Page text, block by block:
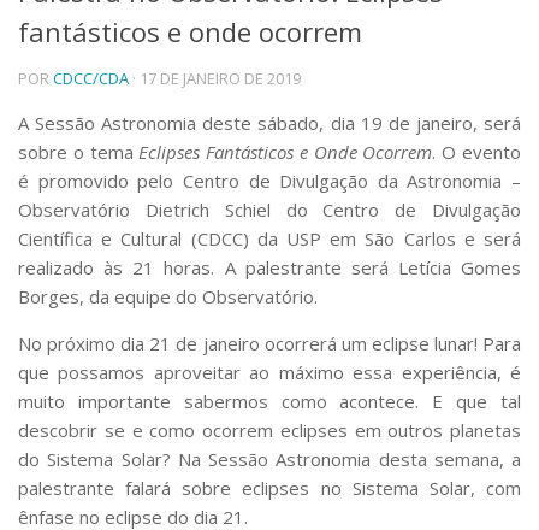
Telefones e Mapas
Pessoas
Ensino
Graduação
Pós-Graduação
Educação a distância
Cursos de Extensão
Pesquisa e Inovação
Linhas de Pesquisa
Centros, Núcleos e Projetos em Rede
Iniciação Científica
Transferência de Tecnologia
Empresas Juniores
Extensão à Comunidade
Projetos, Programas e Cursos
Artes, Cultura e Esportes
Museus e Espaços Interativos
fantásticos e onde ocorrem
PORCDCC/CDA · 17 DE JANEIRO DE 2019
A Sessão Astronomia deste sábado, dia 19 de janeiro, será
sobre o tema Eclipses Fantásticos e Onde Ocorrem. O evento
é promovido pelo Centro de Divulgação da Astronomia –
Observatório Dietrich Schiel do Centro de Divulgação
Científica e Cultural (CDCC) da USP em São Carlos e será
realizado às 21 horas. A palestrante será Letícia Gomes
Borges, da equipe do Observatório.
No próximo dia 21 de janeiro ocorrerá um eclipse lunar! Para
que possamos aproveitar ao máximo essa experiência, é
muito importante sabermos como acontece. E que tal
descobrir se e como ocorrem eclipses em outros planetas
do Sistema Solar? Na Sessão Astronomia desta semana, a
palestrante falará sobre eclipses no Sistema Solar, com
ênfase no eclipse do dia 21.